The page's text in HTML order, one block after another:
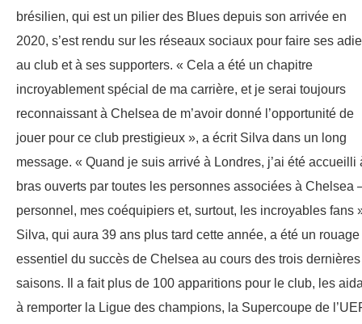
brésilien, qui est un pilier des Blues depuis son arrivée en
2020, s’est rendu sur les réseaux sociaux pour faire ses
au club et à ses supporters. « Cela a été un chapitre
incroyablement spécial de ma carrière, et je serai toujours
reconnaissant à Chelsea de m’avoir donné l’opportunité de
jouer pour ce club prestigieux », a écrit Silva dans un long
message. « Quand je suis arrivé à Londres, j’ai été accueilli
bras ouverts par toutes les personnes associées à Chelsea
personnel, mes coéquipiers et, surtout, les incroyables fans
Silva, qui aura 39 ans plus tard cette année, a été un rouage
essentiel du succès de Chelsea au cours des trois dernières
saisons. Il a fait plus de 100 apparitions pour le club, les
à remporter la Ligue des champions, la Supercoupe de